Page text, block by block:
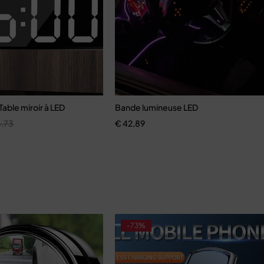
miroir à LED
Bande lumineuse LED
€42,89
-73%